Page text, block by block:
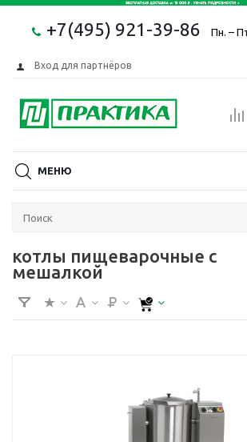
+7(495) 921-39-86 Пн. –
Вход для партнёров
МЕНЮ
котлы пищеварочные с
мешалкой